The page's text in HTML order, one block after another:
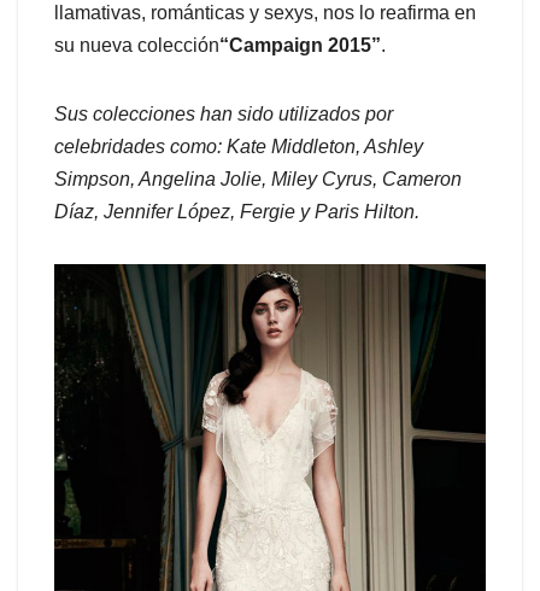
llamativas, románticas y sexys, nos lo reafirma en
su nueva colección“Campaign 2015”.
Sus colecciones han sido utilizados por
celebridades como: Kate Middleton, Ashley
Simpson, Angelina Jolie, Miley Cyrus, Cameron
Díaz, Jennifer López, Fergie y Paris Hilton.